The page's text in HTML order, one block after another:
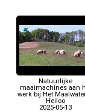
Natuurlijke
maaimachines aan
werk bij Het
Heiloo
2025-05-13